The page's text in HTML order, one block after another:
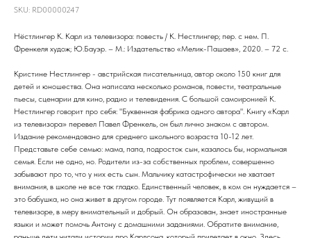
SKU: RD00000247
Нёстлингер К. Карл из телевизора: повесть / К. Нестлингер; пер. с нем. П.
Френкеля худож; Ю.Бауэр. – М.: Издательство «Мелик-Пашаев», 2020. – 72 с.
Кристине Нестлингер - австрийская писательница, автор около 150 книг для
детей и юношества. Она написала несколько романов, повести, театральные
пьесы, сценарии для кино, радио и телевидения. С большой самоиронией К.
Нестлингер говорит про себя: "Буквенная фабрика одного автора". Книгу «Карл
из телевизора» перевел Павел Френкель, он был лично знаком с автором.
Издание рекомендовано для среднего школьного возраста 10-12 лет.
Представьте себе семью: мама, папа, подросток сын, казалось бы, нормальная
семья. Если не одно, но. Родители из-за собственных проблем, совершенно
забывают про то, что у них есть сын. Мальчику катастрофически не хватает
внимания, в школе не все так гладко. Единственный человек, в ком он нуждается –
это бабушка, но она живет в другом городе. Тут появляется Карл, живущий в
телевизоре, в меру внимательный и добрый. Он образован, знает иностранные
языки и может помочь Антону с домашними заданиями. Обратите внимание,